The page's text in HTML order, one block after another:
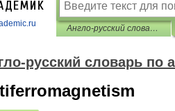
Англо-русский словарь по авиационно-космическим материалам
русский словарь по